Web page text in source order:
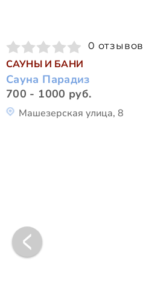
0 отзывов
САУНЫ И БАНИ
Сауна Парадиз
700 - 1000 руб.
Машезерская улица, 8